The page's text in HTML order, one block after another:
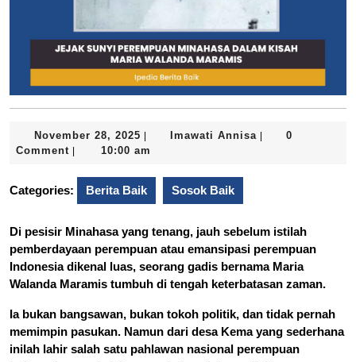
November 28, 2025 November
28,
| Imawati Annisa Imawati
|
0
Comment | 10:00 am
Categories: Berita Baik Sosok Baik
Di pesisir Minahasa yang tenang, jauh sebelum istilah
pemberdayaan perempuan atau emansipasi perempuan
Indonesia dikenal luas, seorang gadis bernama Maria
Walanda Maramis tumbuh di tengah keterbatasan zaman.
Ia bukan bangsawan, bukan tokoh politik, dan tidak pernah
memimpin pasukan. Namun dari desa Kema yang sederhana
inilah lahir salah satu pahlawan nasional perempuan